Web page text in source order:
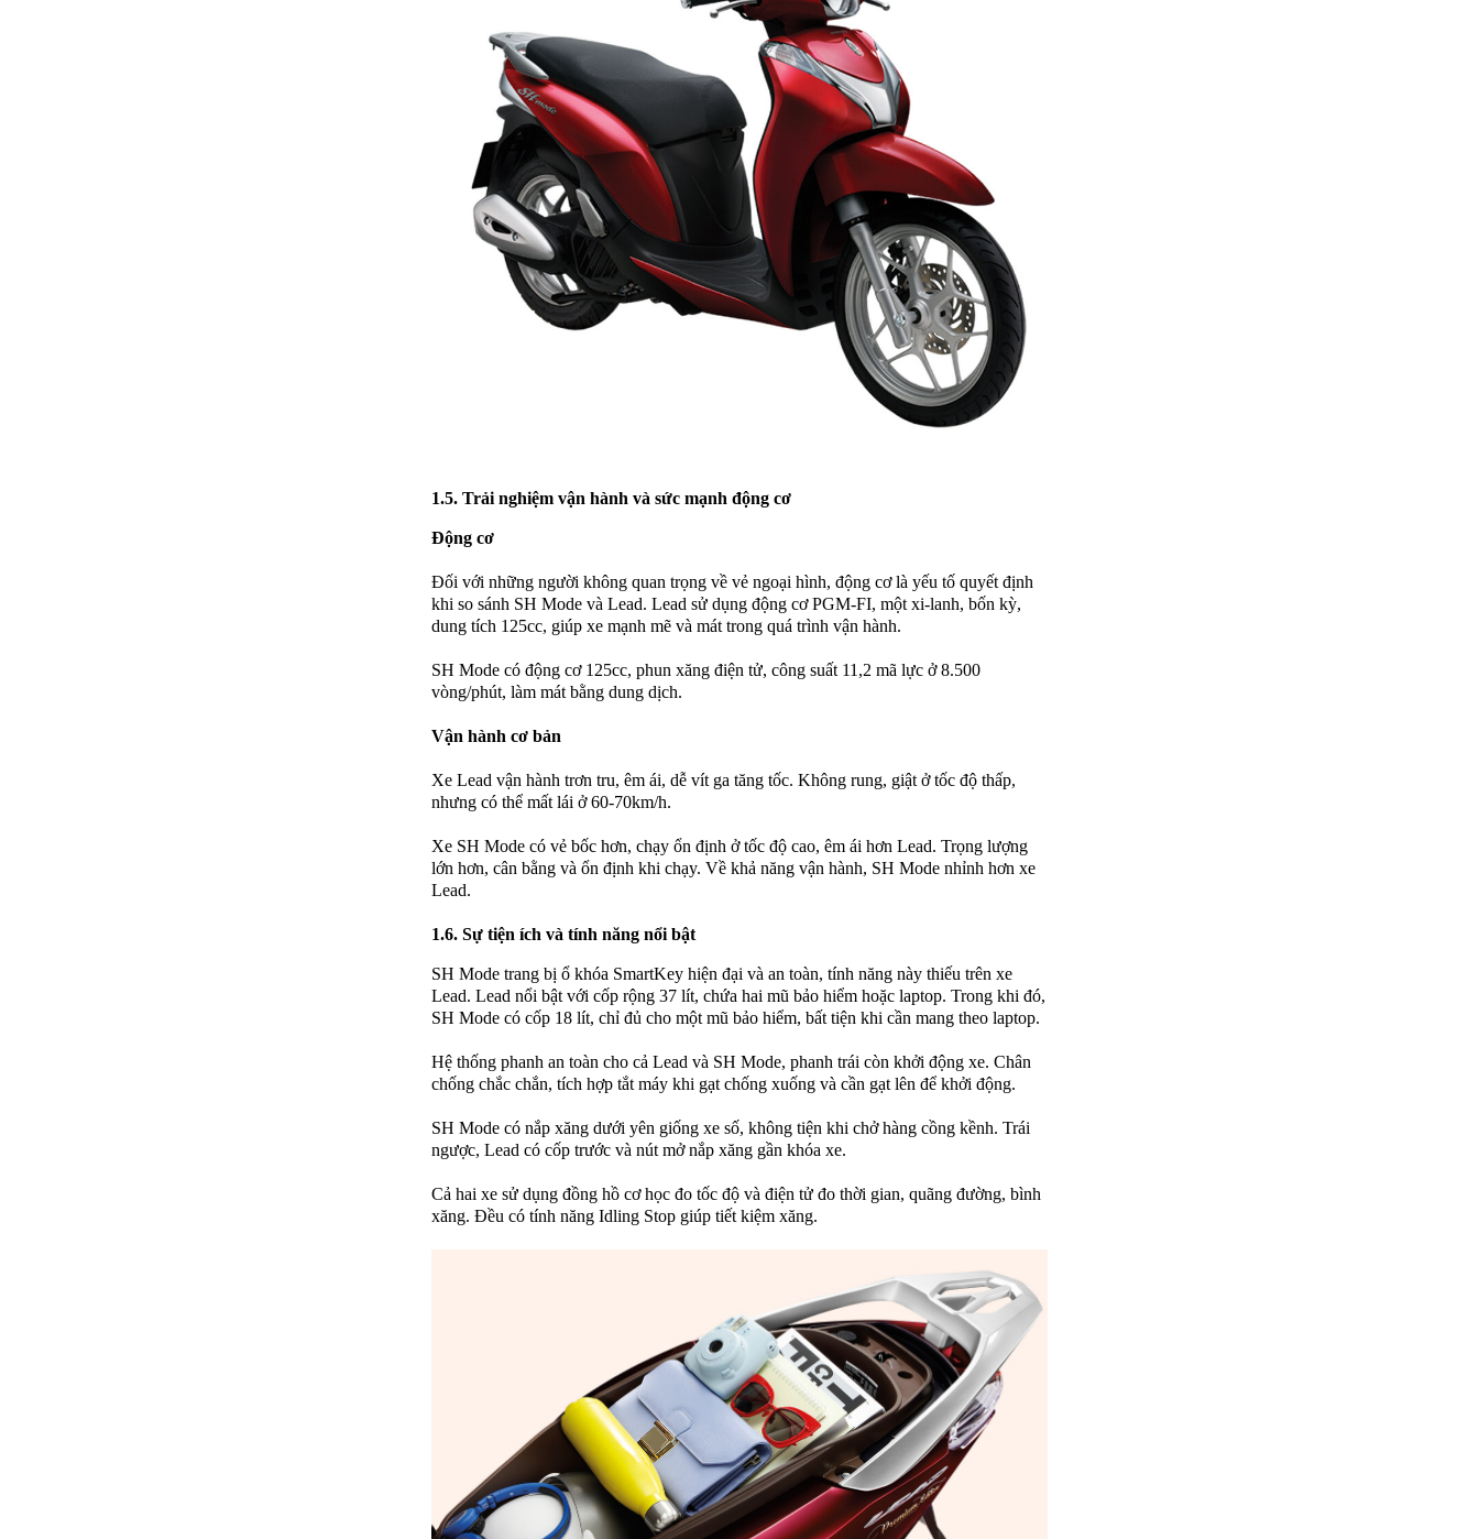
1.5. Trải nghiệm vận hành và sức mạnh động cơ
Động cơ
Đối với những người không quan trọng về vẻ ngoại hình, động cơ là yếu tố quyết định
khi so sánh SH Mode và Lead. Lead sử dụng động cơ PGM-FI, một xi-lanh, bốn kỳ,
dung tích 125cc, giúp xe mạnh mẽ và mát trong quá trình vận hành.
SH Mode có động cơ 125cc, phun xăng điện tử, công suất 11,2 mã lực ở 8.500
vòng/phút, làm mát bằng dung dịch.
Vận hành cơ bản
Xe Lead vận hành trơn tru, êm ái, dễ vít ga tăng tốc. Không rung, giật ở tốc độ thấp,
nhưng có thể mất lái ở 60-70km/h.
Xe SH Mode có vẻ bốc hơn, chạy ổn định ở tốc độ cao, êm ái hơn Lead. Trọng lượng
lớn hơn, cân bằng và ổn định khi chạy. Về khả năng vận hành, SH Mode nhỉnh hơn xe
Lead.
1.6. Sự tiện ích và tính năng nổi bật
SH Mode trang bị ổ khóa SmartKey hiện đại và an toàn, tính năng này thiếu trên xe
Lead. Lead nổi bật với cốp rộng 37 lít, chứa hai mũ bảo hiểm hoặc laptop. Trong khi đó,
SH Mode có cốp 18 lít, chỉ đủ cho một mũ bảo hiểm, bất tiện khi cần mang theo laptop.
Hệ thống phanh an toàn cho cả Lead và SH Mode, phanh trái còn khởi động xe. Chân
chống chắc chắn, tích hợp tắt máy khi gạt chống xuống và cần gạt lên để khởi động.
SH Mode có nắp xăng dưới yên giống xe số, không tiện khi chở hàng cồng kềnh. Trái
ngược, Lead có cốp trước và nút mở nắp xăng gần khóa xe.
Cả hai xe sử dụng đồng hồ cơ học đo tốc độ và điện tử đo thời gian, quãng đường, bình
xăng. Đều có tính năng Idling Stop giúp tiết kiệm xăng.